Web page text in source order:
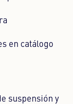
en catálogo
suspensión y